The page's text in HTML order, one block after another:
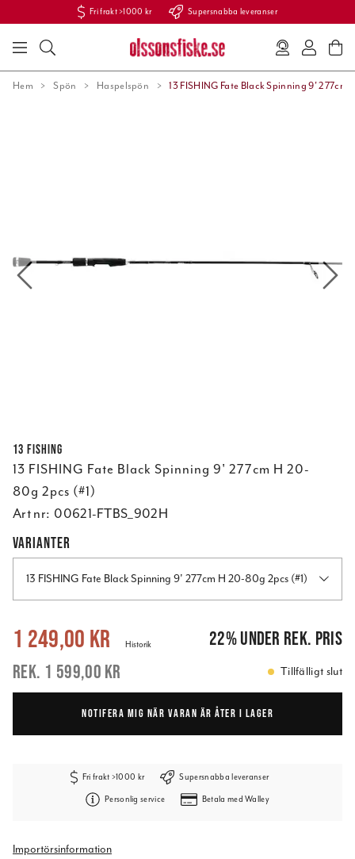
Fri frakt >1000 kr Supersnabba leveranser
Hem Spön Haspelspön 13 FISHING Fate Black Spinning 9' 277cm
13 FISHING
13 FISHING Fate Black Spinning 9' 277cm H 20-
80g 2pcs (#1)
Art nr: 00621-FTBS_902H
VARIANTER
13 FISHING Fate Black Spinning 9' 277cm H 20-80g 2pcs (#1)
Nuvarande pris: 1 249,00 kr 1 599,00 kr
1 249,00 kr
1 599,00 kr
Historik 22%under rek. pris
Tillfälligt slut
NOTIFERA MIG NÄR VARAN ÄR ÅTER I LAGER
Fri frakt >1000 kr Supersnabba leveranser
Personlig service Betala med Walley
Importörsinformation